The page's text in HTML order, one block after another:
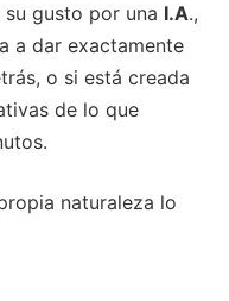
gusto por una I.A.,
a dar exactamente
o si está creada
de lo que
naturaleza lo